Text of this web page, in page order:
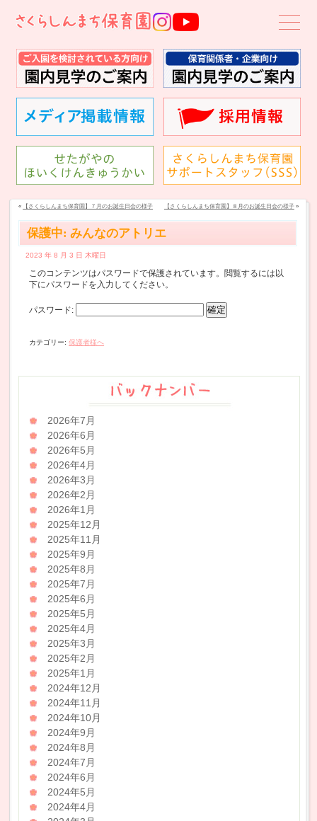
« 【さくらしんまち保育園】７月のお誕生日会の様子 【さくらしんまち保育園】８月のお誕生日会の様子»
保護中: みんなのアトリエ
2023 年 8 月 3 日 木曜日
このコンテンツはパスワードで保護されています。閲覧するには以
下にパスワードを入力してください。
パスワード:
カテゴリー:保護者様へ
2026年7月
2026年6月
2026年5月
2026年4月
2026年3月
2026年2月
2026年1月
2025年12月
2025年11月
2025年9月
2025年8月
2025年7月
2025年6月
2025年5月
2025年4月
2025年3月
2025年2月
2025年1月
2024年12月
2024年11月
2024年10月
2024年9月
2024年8月
2024年7月
2024年6月
2024年5月
2024年4月